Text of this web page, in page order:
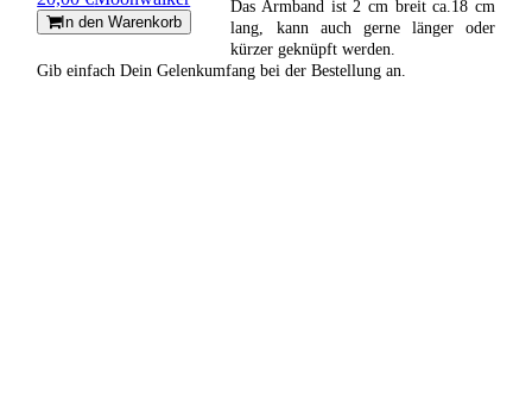
In den Warenkorb
Das Armband ist 2 cm breit ca.18 cm
lang, kann auch gerne länger oder
kürzer geknüpft werden.
Gib einfach Dein Gelenkumfang bei der Bestellung an.